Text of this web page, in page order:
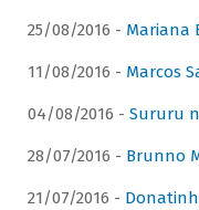
25/08/2016 - Mariana
11/08/2016 - Marcos
04/08/2016 - Sururu
28/07/2016 - Brunno
21/07/2016 -